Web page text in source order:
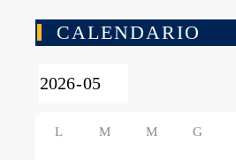
CALENDARIO
L M M G